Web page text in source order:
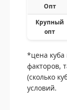
Опт
Крупный
опт
*цена куба
факторов,
(сколько
условий.